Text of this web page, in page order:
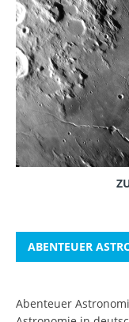
ABENTEUER
Abenteuer